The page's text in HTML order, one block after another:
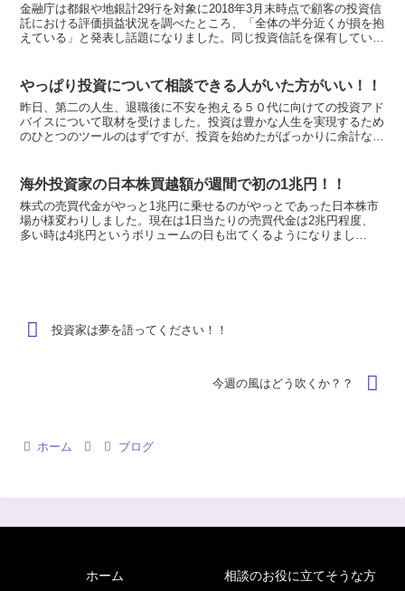
金融庁は都銀や地銀計29行を対象に2018年3月末時点で顧客の投資信
託における評価損益状況を調べたところ、「全体の半分近くが損を抱
えている」と発表し話題になりました。同じ投資信託を保有していて
やっぱり投資について相談できる人がいた方がいい！！
昨日、第二の人生、退職後に不安を抱える５０代に向けての投資アド
バイスについて取材を受けました。投資は豊かな人生を実現するため
のひとつのツールのはずですが、投資を始めたがばっかりに余計なス
海外投資家の日本株買越額が週間で初の1兆円！！
株式の売買代金がやっと1兆円に乗せるのがやっとであった日本株市
場が様変わりしました。現在は1日当たりの売買代金は2兆円程度、
多い時は4兆円というボリュームの日も出てくるようになりまし
投資家は夢を語ってください！！
今週の風はどう吹くか？？
ホーム ブログ
ホーム 相談のお役に立てそうな方